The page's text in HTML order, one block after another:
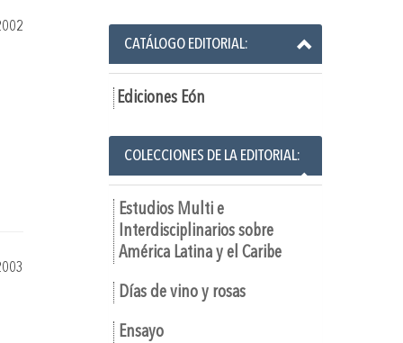
CATÁLOGO EDITORIAL:
Ediciones Eón
COLECCIONES DE LA EDITORIAL:
Estudios Multi e
Interdisciplinarios sobre
América Latina y el Caribe
Días de vino y rosas
Ensayo